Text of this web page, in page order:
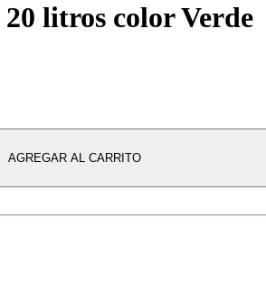
litros color Verde
AGREGAR AL CARRITO